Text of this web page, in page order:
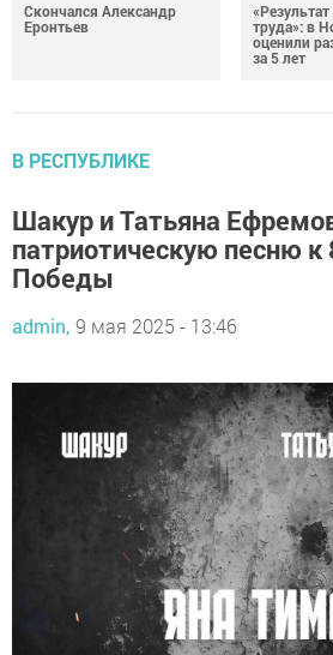
Скончался Александр
Еронтьев
труда»: в
оценили
за 5 лет
В РЕСПУБЛИКЕ
Шакур и Татьяна
патриотическую песню
Победы
admin, 9 мая 2025 - 13:46